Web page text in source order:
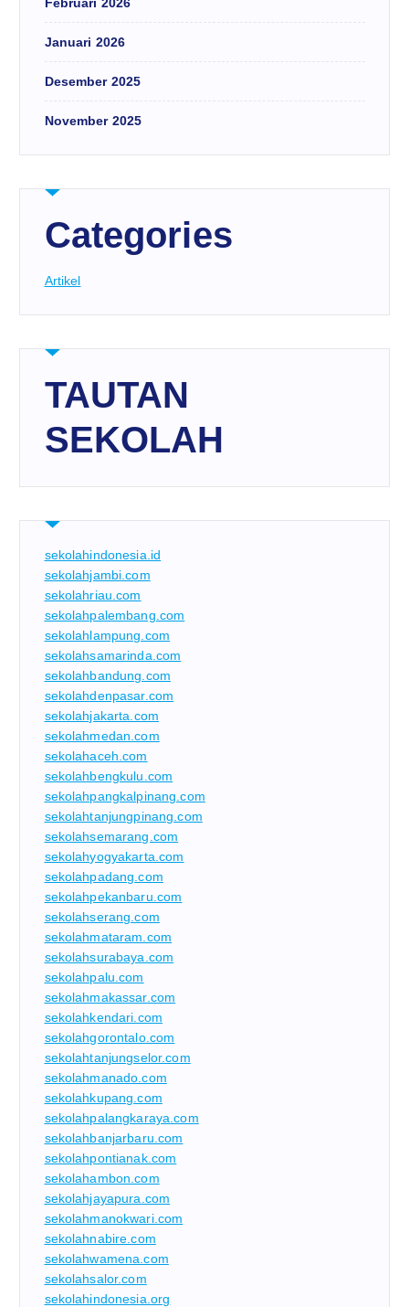
Januari 2026
Desember 2025
November 2025
Categories
Artikel
TAUTAN
SEKOLAH
sekolahindonesia.id
sekolahjambi.com
sekolahriau.com
sekolahpalembang.com
sekolahlampung.com
sekolahsamarinda.com
sekolahbandung.com
sekolahdenpasar.com
sekolahjakarta.com
sekolahmedan.com
sekolahaceh.com
sekolahbengkulu.com
sekolahpangkalpinang.com
sekolahtanjungpinang.com
sekolahsemarang.com
sekolahyogyakarta.com
sekolahpadang.com
sekolahpekanbaru.com
sekolahserang.com
sekolahmataram.com
sekolahsurabaya.com
sekolahpalu.com
sekolahmakassar.com
sekolahkendari.com
sekolahgorontalo.com
sekolahtanjungselor.com
sekolahmanado.com
sekolahkupang.com
sekolahpalangkaraya.com
sekolahbanjarbaru.com
sekolahpontianak.com
sekolahambon.com
sekolahjayapura.com
sekolahmanokwari.com
sekolahnabire.com
sekolahwamena.com
sekolahsalor.com
sekolahindonesia.org